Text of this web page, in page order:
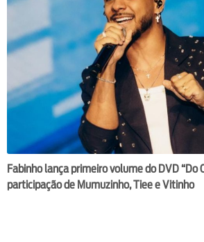
Fabinho lança primeiro volume do DVD “Do
participação de Mumuzinho, Tiee e Vitinho